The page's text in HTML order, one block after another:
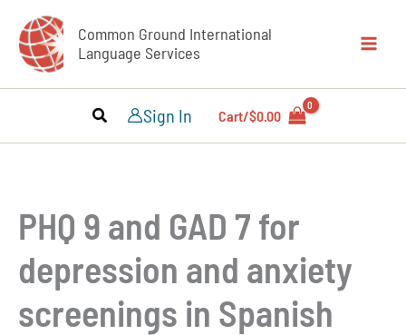
content
Common Ground International
Language Services
Sign In Cart/$0.00
PHQ 9 and GAD 7 for
depression and anxiety
screenings in Spanish